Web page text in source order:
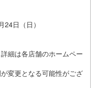
日（日）
細は各店舗のホームペー
変更となる可能性がござ